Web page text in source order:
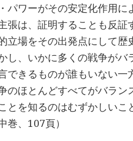
パワーがその安定化作用
張は、証明することも反
立場をその出発点にして歴
し、いかに多くの戦争が
できるものが誰もいない
のほとんどすべてがバラン
とを知るのはむずかしい
巻、107頁）